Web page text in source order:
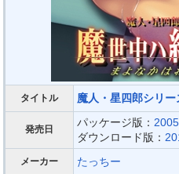
タイトル 魔人・星四郎シリ
発売日
パッケージ版：
ダウンロード版：
メーカー たっちー